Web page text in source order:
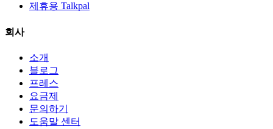
제휴용 Talkpal
회사
소개
블로그
프레스
요금제
문의하기
도움말 센터